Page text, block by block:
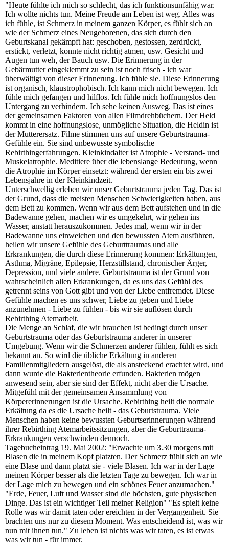
"Heute fühlte ich mich so schlecht, das ich funktionsunfähig war.
Ich wollte nichts tun. Meine Freude am Leben ist weg. Alles was
ich fühle, ist Schmerz in meinem ganzen Körper, es fühlt sich an
wie der Schmerz eines Neugeborenen, das sich durch den
Geburtskanal gekämpft hat: geschoben, gestossen, zerdrückt,
erstickt, verletzt, konnte nicht richtig atmen, usw. Gesicht und
Augen tun weh, der Bauch usw. Die Erinnerung in der
Gebärmutter eingeklemmt zu sein ist noch frisch - ich war
überwältigt von dieser Erinnerung. Ich fühle sie. Diese Erinnerung
ist organisch, klaustrophobisch. Ich kann mich nicht bewegen. Ich
fühle mich gefangen und hilflos. Ich fühle mich hoffnungslos den
Untergang zu verhindern. Ich sehe keinen Ausweg. Das ist eines
der gemeinsamen Faktoren von allen Filmdrehbüchern. Der Held
kommt in eine hoffnungslose, unmögliche Situation, die Heldin ist
der Mutterersatz. Filme stimmen uns auf unsere Geburtstrauma-
Gefühle ein. Sie sind unbewusste symbolische
Rebirthingerfahrungen. Kleinkindalter ist Atrophie - Verstand- und
Muskelatrophie. Meditiere über die lebenslange Bedeutung, wenn
die Atrophie im Körper einsetzt: während der ersten ein bis zwei
Lebensjahre in der Kleinkindzeit.
Unterschwellig erleben wir unser Geburtstrauma jeden Tag. Das ist
der Grund, dass die meisten Menschen Schwierigkeiten haben, aus
dem Bett zu kommen. Wenn wir aus dem Bett aufstehen und in die
Badewanne gehen, machen wir es umgekehrt, wir gehen ins
Wasser, anstatt herauszukommen. Jedes mal, wenn wir in der
Badewanne uns einweichen und den bewussten Atem ausführen,
heilen wir unsere Gefühle des Geburttraumas und alle
Erkrankungen, die durch diese Erinnerung kommen: Erkältungen,
Asthma, Migräne, Epilepsie, Herzstillstand, chronischer Ärger,
Depression, und viele andere. Geburtstrauma ist der Grund von
wahrscheinlich allen Erkrankungen, da es uns das Gefühl des
getrennt seins von Gott gibt und von der Liebe entfremdet. Diese
Gefühle machen es uns schwer, Liebe zu geben und Liebe
anzunehmen - Liebe zu fühlen - bis wir sie auflösen durch
Rebirthing Atemarbeit.
Die Menge an Schlaf, die wir brauchen ist bedingt durch unser
Geburtstrauma oder das Geburtstrauma anderer in unserer
Umgebung. Wenn wir die Schmerzen anderer fühlen, fühlt es sich
bekannt an. So wird die übliche Erkältung in anderen
Familienmitgliedern ausgelöst, die als ansteckend erachtet wird, und
dann wurde die Bakterientheorie erfunden. Bakterien mögen
anwesend sein, aber sie sind der Effekt, nicht aber die Ursache.
Mitgefühl mit der gemeinsamen Ansammlung von
Körpererinnerungen ist die Ursache. Rebirthing heilt die normale
Erkältung da es die Ursache heilt - das Geburtstrauma. Viele
Menschen haben keine bewussten Geburtserinnerungen während
ihrer Rebirthing Atemarbeitssitzungen, aber die Geburttrauma-
Erkrankungen verschwinden dennoch.
Tagebucheintrag 19. Mai 2002: "Erwachte um 3.30 morgens mit
Blasen die in meinem Kopf platzten. Der Schmerz fühlt sich an wie
eine Blase und dann platzt sie - viele Blasen. Ich war in der Lage
meinen Körper besser als die letzten Tage zu bewegen. Ich war in
der Lage mich zu bewegen und ein schönes Feuer anzumachen."
"Erde, Feuer, Luft und Wasser sind die höchsten, gute physischen
Dinge. Das ist ein wichtiger Teil meiner Religion" "Es spielt keine
Rolle was wir damit taten oder ereichten in der Vergangenheit. Sie
brachten uns nur zu diesem Moment. Was entscheidend ist, was wir
nun mit ihnen tun." Zu leben ist nichts was wir taten, es ist etwas
was wir tun - für immer.